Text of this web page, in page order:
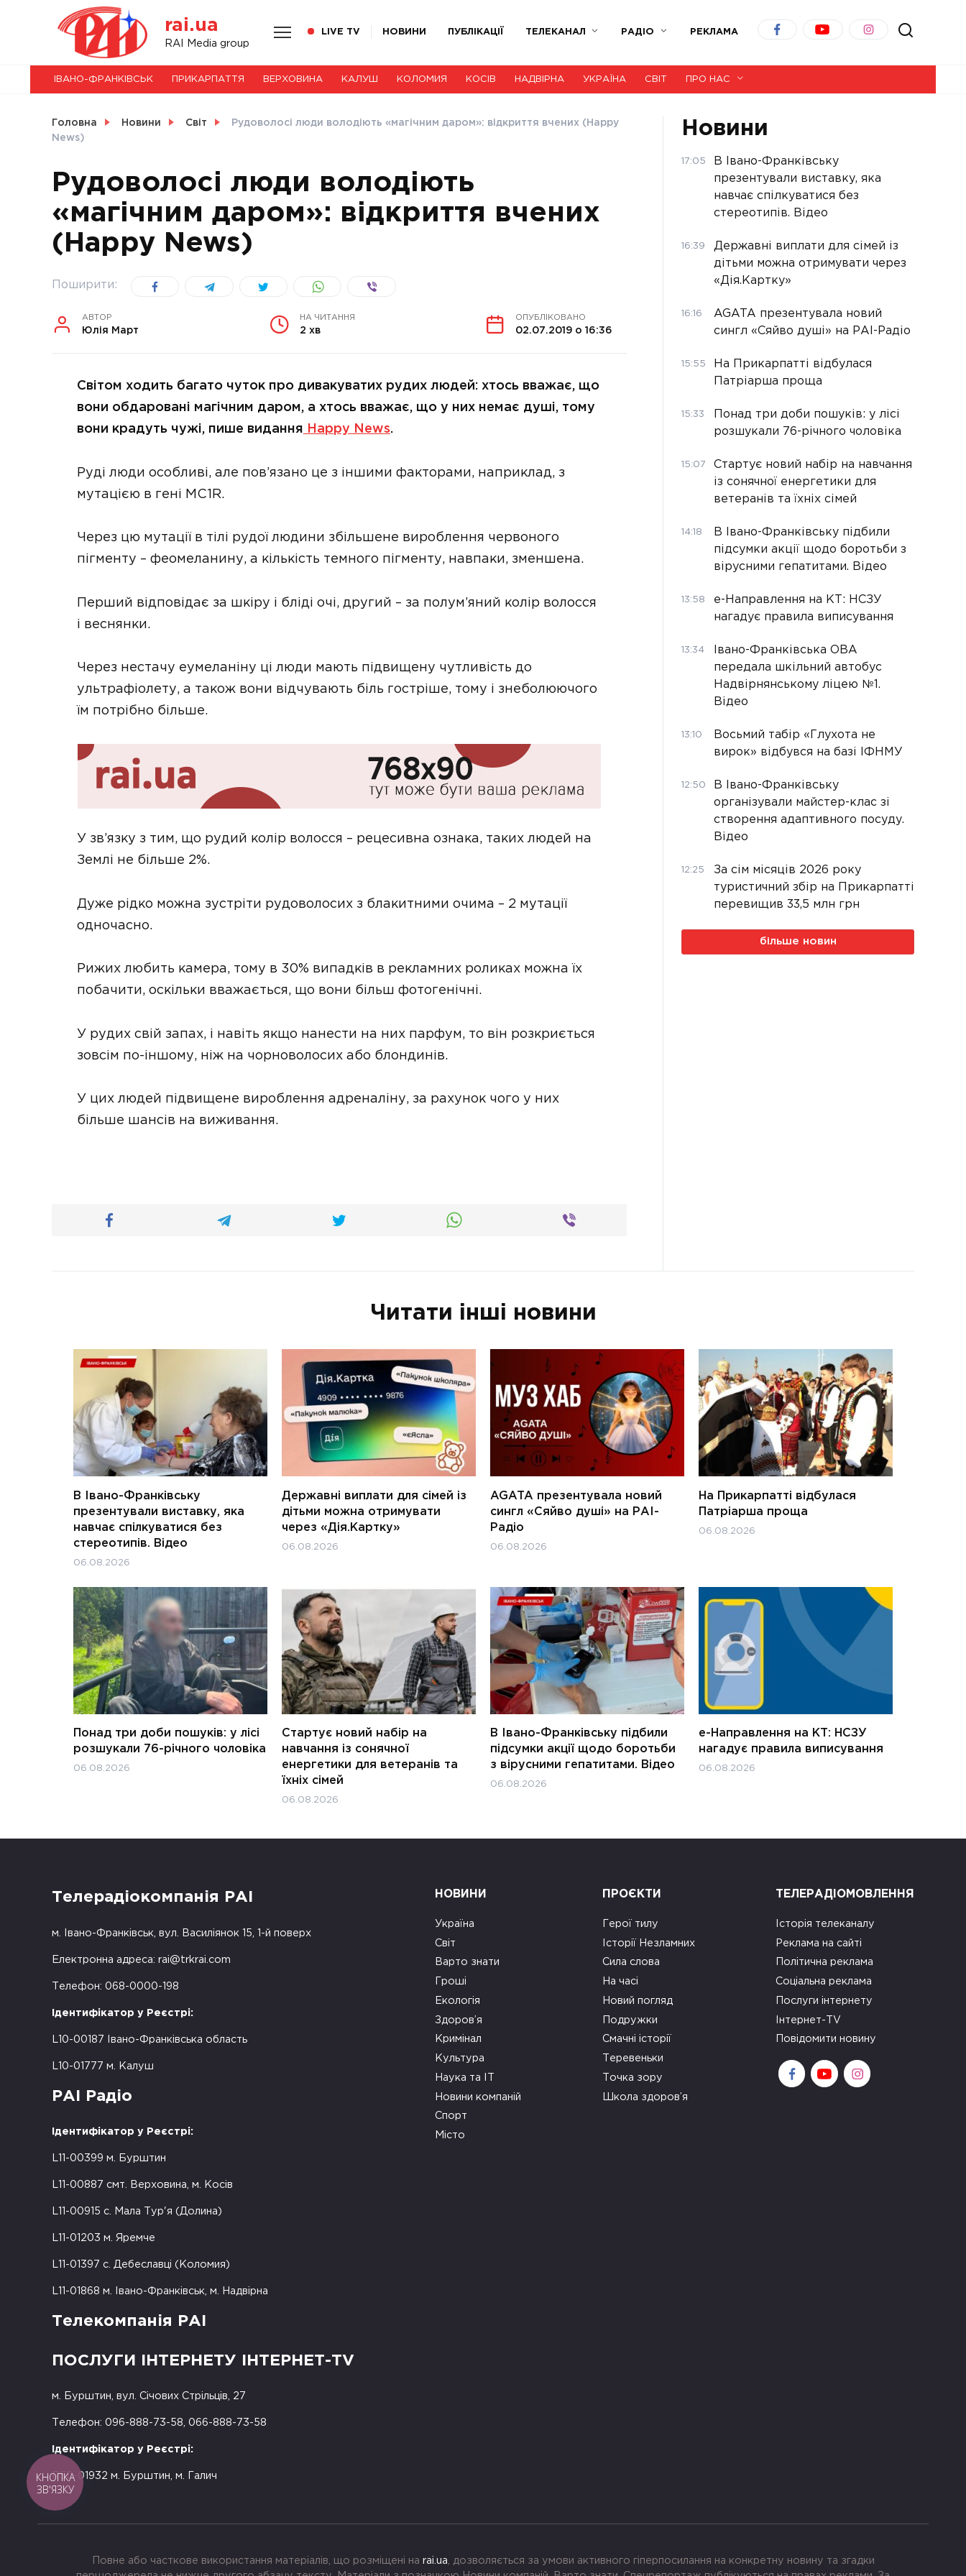
rai.ua
RAI Media group
LIVE TV НОВИНИ ПУБЛІКАЦІЇ ТЕЛЕКАНАЛ РАДІО РЕКЛАМА
НОВИНИ
СВІТ
УКРАЇНА
ІВАНО-ФРАНКІВСЬК ПРИКАРПАТТЯ ВЕРХОВИНА КАЛУШ КОЛОМИЯ КОСІВ НАДВІРНА УКРАЇНА СВІТ ПРО НАС
Головна Новини Світ
Рудоволосі люди володіють «магічним даром»: відкриття вчених (Happy
News)
Рудоволосі люди володіють
«магічним даром»: відкриття вчених
(Happy News)
Поширити:
АВТОР
Юлія Март
НА ЧИТАННЯ
2 хв
ОПУБЛІКОВАНО
02.07.2019 о 16:36
Світом ходить багато чуток про дивакуватих рудих людей: хтось вважає, що
вони обдаровані магічним даром, а хтось вважає, що у них немає душі, тому
вони крадуть чужі, пише видання Happy News.
Руді люди особливі, але пов’язано це з іншими факторами, наприклад, з
мутацією в гені MC1R.
Через цю мутації в тілі рудої людини збільшене вироблення червоного
пігменту – феомеланину, а кількість темного пігменту, навпаки, зменшена.
Перший відповідає за шкіру і бліді очі, другий – за полум’яний колір волосся
і веснянки.
Через нестачу еумеланіну ці люди мають підвищену чутливість до
ультрафіолету, а також вони відчувають біль гостріше, тому і знеболюючого
їм потрібно більше.
У зв’язку з тим, що рудий колір волосся – рецесивна ознака, таких людей на
Землі не більше 2%.
Дуже рідко можна зустріти рудоволосих з блакитними очима – 2 мутації
одночасно.
Рижих любить камера, тому в 30% випадків в рекламних роликах можна їх
побачити, оскільки вважається, що вони більш фотогенічні.
У рудих свій запах, і навіть якщо нанести на них парфум, то він розкриється
зовсім по-іншому, ніж на чорноволосих або блондинів.
У цих людей підвищене вироблення адреналіну, за рахунок чого у них
більше шансів на виживання.
Новини
17:05
В Івано-Франківську
презентували виставку, яка
навчає спілкуватися без
стереотипів. Відео
16:39
Державні виплати для сімей із
дітьми можна отримувати через
«Дія.Картку»
16:16
AGATA презентувала новий
сингл «Сяйво душі» на РАІ-Радіо
15:55
На Прикарпатті відбулася
Патріарша проща
15:33
Понад три доби пошуків: у лісі
розшукали 76-річного чоловіка
15:07
Стартує новий набір на навчання
із сонячної енергетики для
ветеранів та їхніх сімей
14:18
В Івано-Франківську підбили
підсумки акції щодо боротьби з
вірусними гепатитами. Відео
13:58
е-Направлення на КТ: НСЗУ
нагадує правила виписування
13:34
Івано-Франківська ОВА
передала шкільний автобус
Надвірнянському ліцею №1.
Відео
13:10
Восьмий табір «Глухота не
вирок» відбувся на базі ІФНМУ
12:50
В Івано-Франківську
організували майстер-клас зі
створення адаптивного посуду.
Відео
12:25
За сім місяців 2026 року
туристичний збір на Прикарпатті
перевищив 33,5 млн грн
більше новин
Читати інші новини
В Івано-Франківську
презентували виставку, яка
навчає спілкуватися без
стереотипів. Відео
06.08.2026
Державні виплати для сімей із
дітьми можна отримувати
через «Дія.Картку»
06.08.2026
AGATA презентувала новий
сингл «Сяйво душі» на РАІ-
Радіо
06.08.2026
На Прикарпатті відбулася
Патріарша проща
06.08.2026
Понад три доби пошуків: у лісі
розшукали 76-річного чоловіка
06.08.2026
Стартує новий набір на
навчання із сонячної
енергетики для ветеранів та
їхніх сімей
06.08.2026
В Івано-Франківську підбили
підсумки акції щодо боротьби
з вірусними гепатитами. Відео
06.08.2026
е-Направлення на КТ: НСЗУ
нагадує правила виписування
06.08.2026
Телерадіокомпанія РАІ
м. Івано-Франківськ, вул. Василіянок 15, 1-й поверх
Електронна адреса: rai@trkrai.com
Телефон: 068-0000-198
Ідентифікатор у Реєстрі:
L10-00187 Івано-Франківська область
L10-01777 м. Калуш
РАІ Радіо
Ідентифікатор у Реєстрі:
L11-00399 м. Бурштин
L11-00887 смт. Верховина, м. Косів
L11-00915 с. Мала Тур'я (Долина)
L11-01203 м. Яремче
L11-01397 с. Дебеславці (Коломия)
L11-01868 м. Івано-Франківськ, м. Надвірна
Телекомпанія РАІ
ПОСЛУГИ ІНТЕРНЕТУ ІНТЕРНЕТ-TV
м. Бурштин, вул. Січових Стрільців, 27
Телефон: 096-888-73-58, 066-888-73-58
Ідентифікатор у Реєстрі:
R50-01932 м. Бурштин, м. Галич
НОВИНИ
Україна
Світ
Варто знати
Гроші
Екологія
Здоров’я
Кримінал
Культура
Наука та ІТ
Новини компаній
Спорт
Місто
ПРОЄКТИ
Герої тилу
Історії Незламних
Сила слова
На часі
Новий погляд
Подружки
Смачні історії
Теревеньки
Точка зору
Школа здоров’я
ТЕЛЕРАДІОМОВЛЕННЯ
Історія телеканалу
Реклама на сайті
Політична реклама
Соціальна реклама
Послуги інтернету
Інтернет-TV
Повідомити новину
Повне або часткове використання матеріалів, що розміщені на rai.ua , дозволяється за умови активного гіперпосилання на конкретну новину та згадки
КНОПКА
ЗВ'ЯЗКУ